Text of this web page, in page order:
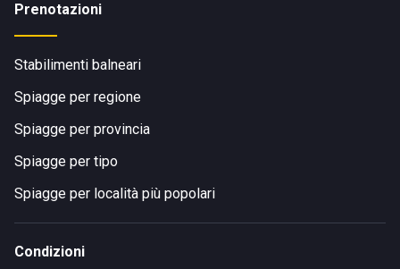
Prenotazioni
Stabilimenti balneari
Spiagge per regione
Spiagge per provincia
Spiagge per tipo
Spiagge per località più popolari
Condizioni